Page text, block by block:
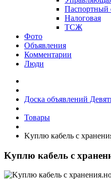
Паспортный
Налоговая
ТСЖ
Фото
Объявления
Комментарии
Люди
Доска объявлений
Товары
Kyплю кабель c
Kyплю кабель c